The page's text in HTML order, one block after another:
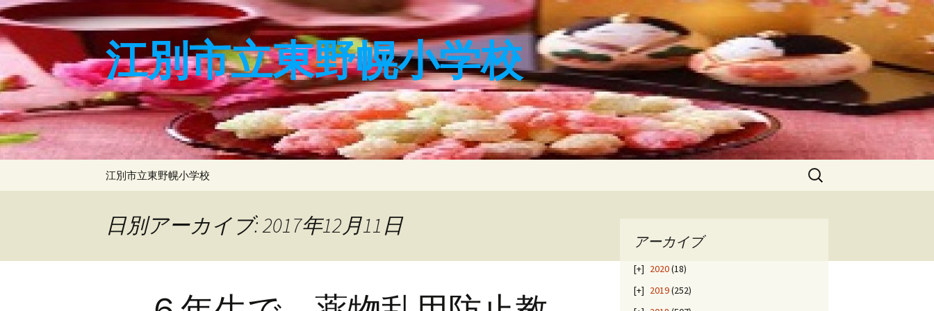
コ
ン
テ
ツ
へ
ス
キ
ッ
プ
江別市立東野幌小学校
江別市立東野幌小学校
検
索:
日別アーカイブ: 2017年12月11日
アーカイブ
2020(18)
2019(252)